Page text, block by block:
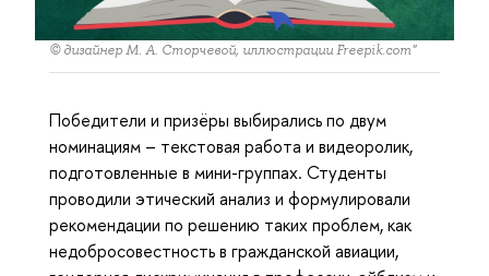
© дизайнер М. А. Сторчевой, иллюстрации Freepik.com"
Победители и призёры выбирались по двум
номинациям – текстовая работа и видеоролик,
подготовленные в мини-группах. Студенты
проводили этический анализ и формулировали
рекомендации по решению таких проблем, как
недобросовестность в гражданской авиации,